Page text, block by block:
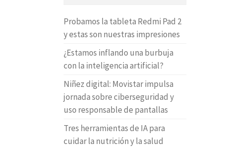
Probamos la tableta Redmi Pad 2
y estas son nuestras impresiones
¿Estamos inflando una burbuja
con la inteligencia artificial?
Niñez digital: Movistar impulsa
jornada sobre ciberseguridad y
uso responsable de pantallas
Tres herramientas de IA para
cuidar la nutrición y la salud